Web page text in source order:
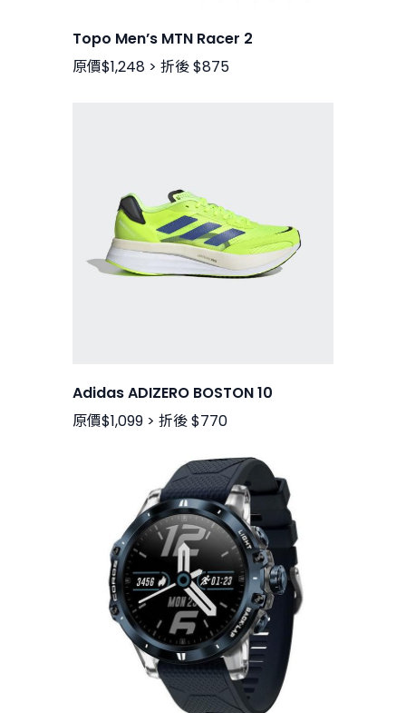
Topo Men’s MTN Racer 2
原價$1,248 > 折後 $875
Adidas ADIZERO BOSTON 10
原價$1,099 > 折後 $770